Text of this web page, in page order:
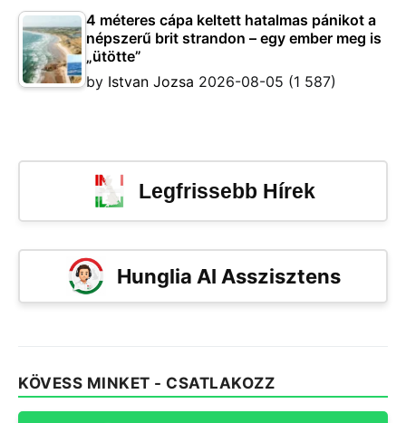
4 méteres cápa keltett hatalmas pánikot a
népszerű brit strandon – egy ember meg is
„ütötte”
by Istvan Jozsa 2026-08-05 (1 587)
Legfrissebb Hírek
Hunglia AI Asszisztens
KÖVESS MINKET - CSATLAKOZZ